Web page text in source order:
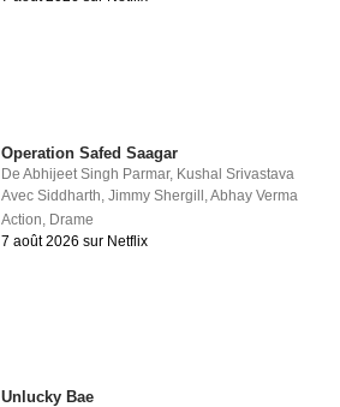
Operation Safed Saagar
DeAbhijeet Singh Parmar, Kushal Srivastava
AvecSiddharth ,Jimmy Shergill ,Abhay Verma
Action Drame
7 août 2026 sur Netflix
Unlucky Bae